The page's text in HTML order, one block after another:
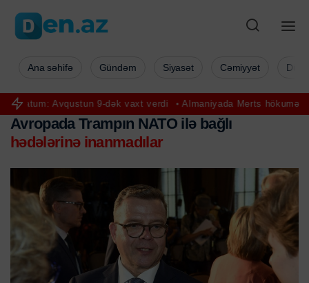
Avqustun 9-dək vaxt verdi Almaniyada Merts hökumətinə qarşı
Ana səhifə Gündəm Siyasət Cəmiyyət
Avropada Trampın NATO ilə bağlı
hədələrinə inanmadılar